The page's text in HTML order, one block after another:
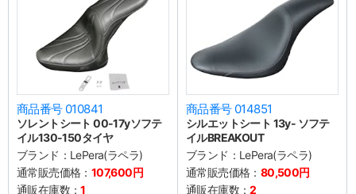
商品番号 010841
ソレントシート 00-17yソフテ
イル130-150タイヤ
ブランド： LePera(ラペラ)
通常販売価格： 107,600円
通販在庫数：1
商品番号 014851
シルエットシート 13y- ソフテ
イルBREAKOUT
ブランド： LePera(ラペラ)
通常販売価格： 80,500円
通販在庫数：2